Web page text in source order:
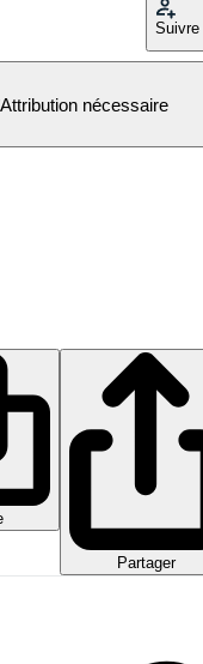
Suivre
Attribution nécessaire
Partager